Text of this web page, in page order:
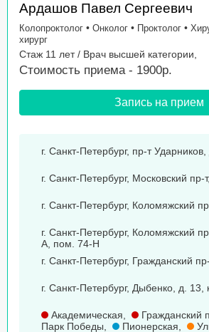
Ардашов Павел Сергеевич
Колопроктолог • Онколог • Проктолог •
хирург
Стаж 11 лет / Врач высшей категории,
Стоимость приема - 1900р.
Запись на прием
г. Санкт-Петербург, пр-т
г. Санкт-Петербург, Московский пр-
г. Санкт-Петербург, Коломяжский
г. Санкт-Петербург, Коломяжский
А, пом. 74-Н
г. Санкт-Петербург, Гражданский
г. Санкт-Петербург, Дыбенко, д. 13,
Академическая, Гражданский
Парк Победы, Пионерская,